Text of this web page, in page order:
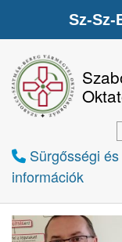
Sürgősségi
információk
Sz-